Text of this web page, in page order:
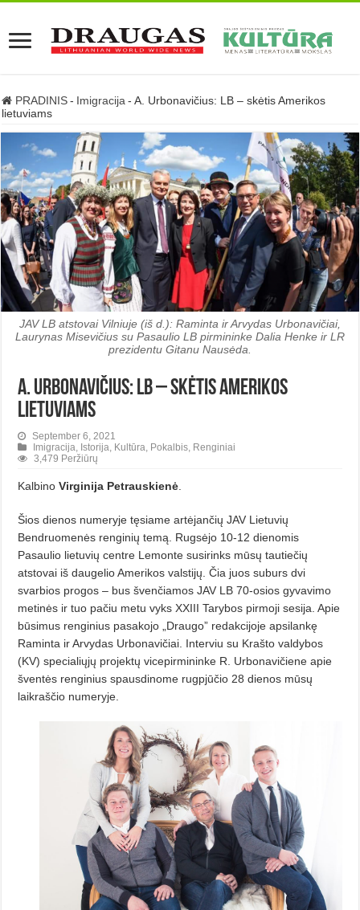
PRADINIS - Imigracija - A. Urbonavičius: LB – skėtis Amerikos
lietuviams
JAV LB atstovai Vilniuje (iš d.): Raminta ir Arvydas Urbonavičiai,
Laurynas Misevičius su Pasaulio LB pirmininke Dalia Henke ir LR
prezidentu Gitanu Nausėda.
A. Urbonavičius: LB – skėtis Amerikos
lietuviams
September 6, 2021
Imigracija Istorija Kultūra Pokalbis Renginiai
3,479 Peržiūrų
KalbinoVirginija Petrauskienė
Šios dienos numeryje tęsiame artėjančių JAV Lietuvių
Bendruomenės renginių temą. Rugsėjo 10-12 dienomis
Pasaulio lietuvių centre Lemonte susirinks mūsų tautiečių
atstovai iš daugelio Amerikos valstijų. Čia juos suburs dvi
svarbios progos – bus švenčiamos JAV LB 70-osios gyvavimo
metinės ir tuo pačiu metu vyks XXIII Tarybos pirmoji sesija. Apie
būsimus renginius pasakojo „Draugo” redakcijoje apsilankę
Raminta ir Arvydas Urbonavičiai. Interviu su Krašto valdybos
(KV) specialiųjų projektų vicepirmininke R. Urbonavičiene apie
šventės renginius spausdinome rugpjūčio 28 dienos mūsų
laikraščio numeryje.